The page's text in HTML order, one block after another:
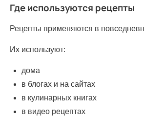
Где используются рецепты
Рецепты применяются в
Их используют:
дома
в блогах и на сайтах
в кулинарных книгах
в видео рецептах